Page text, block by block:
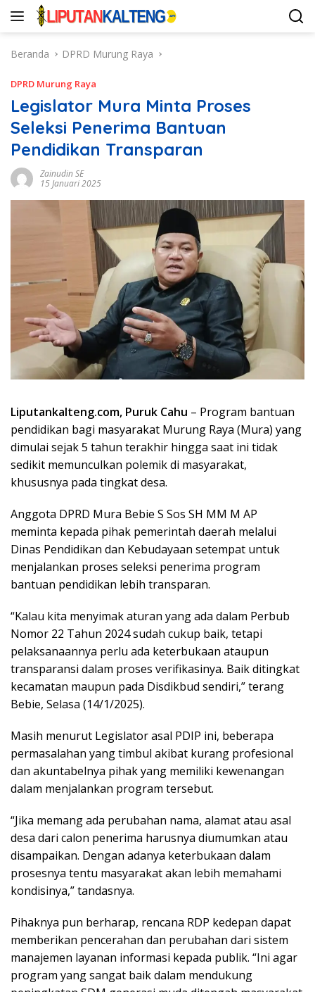
Langsung
Beranda
DPRD Murung Raya
DPRD Murung Raya
Legislator Mura Minta Proses
Seleksi Penerima Bantuan
Pendidikan Transparan
Zainudin SE
15 Januari 2025
Liputankalteng.com, Puruk Cahu – Program bantuan
pendidikan bagi masyarakat Murung Raya (Mura) yang
dimulai sejak 5 tahun terakhir hingga saat ini tidak
sedikit memunculkan polemik di masyarakat,
khususnya pada tingkat desa.
Anggota DPRD Mura Bebie S Sos SH MM M AP
meminta kepada pihak pemerintah daerah melalui
Dinas Pendidikan dan Kebudayaan setempat untuk
menjalankan proses seleksi penerima program
bantuan pendidikan lebih transparan.
“Kalau kita menyimak aturan yang ada dalam Perbub
Nomor 22 Tahun 2024 sudah cukup baik, tetapi
pelaksanaannya perlu ada keterbukaan ataupun
transparansi dalam proses verifikasinya. Baik ditingkat
kecamatan maupun pada Disdikbud sendiri,” terang
Bebie, Selasa (14/1/2025).
Masih menurut Legislator asal PDIP ini, beberapa
permasalahan yang timbul akibat kurang profesional
dan akuntabelnya pihak yang memiliki kewenangan
dalam menjalankan program tersebut.
“Jika memang ada perubahan nama, alamat atau asal
desa dari calon penerima harusnya diumumkan atau
disampaikan. Dengan adanya keterbukaan dalam
prosesnya tentu masyarakat akan lebih memahami
kondisinya,” tandasnya.
Pihaknya pun berharap, rencana RDP kedepan dapat
memberikan pencerahan dan perubahan dari sistem
manajemen layanan informasi kepada publik. “Ini agar
program yang sangat baik dalam mendukung